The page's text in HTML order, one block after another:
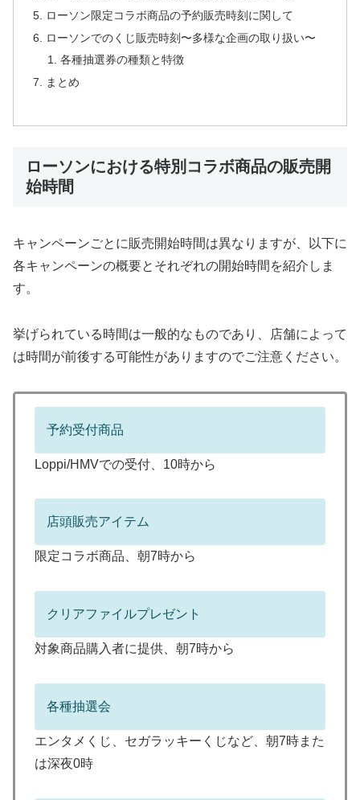
ローソン限定コラボ商品の予約販売時刻に関して
ローソンでのくじ販売時刻〜多様な企画の取り扱い〜
各種抽選券の種類と特徴
まとめ
ローソンにおける特別コラボ商品の販売開
始時間
キャンペーンごとに販売開始時間は異なりますが、以下に
各キャンペーンの概要とそれぞれの開始時間を紹介しま
す。
挙げられている時間は一般的なものであり、店舗によって
は時間が前後する可能性がありますのでご注意ください。
予約受付商品
Loppi/HMVでの受付、10時から
店頭販売アイテム
限定コラボ商品、朝7時から
クリアファイルプレゼント
対象商品購入者に提供、朝7時から
各種抽選会
エンタメくじ、セガラッキーくじなど、朝7時また
は深夜0時